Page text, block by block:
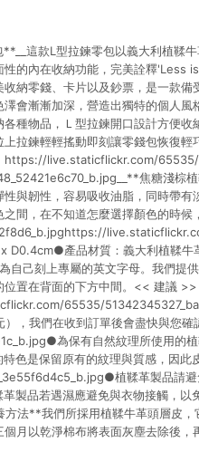
明為準。 11. 若於 LINE 購物前往
**__這款L型拉鍊零包以義大利植鞣
性的內在收納功能，完美詮釋'Less
納零錢、卡片以及鈔票，是一款
會漸漸加深，營造出獨特的個人
各種物品，Ｌ型拉鍊開口設計方便
拉鍊輕輕搖動即刻讓零錢包恢復
https://live.staticflickr.com/
焦糖淺棕
與韌性，容易吸收油脂，同時帶
之間，在不知道怎麼選擇顏色的
D0.4cm●產品材質：義大利植鞣
己刻上專屬的英文字母。我們提
位置在背面的下方中間。<< 建議
65535/
），我們在收到訂單後會盡快與
為保有自然紋理所使用的
色是保留原有的紋理與質感，因
植鞣革製品請避
製品若遇濕應避免與衣物接觸，
法**我們所採用植鞣牛革頭層皮
月以乾淨棉布將表面灰塵去除後，